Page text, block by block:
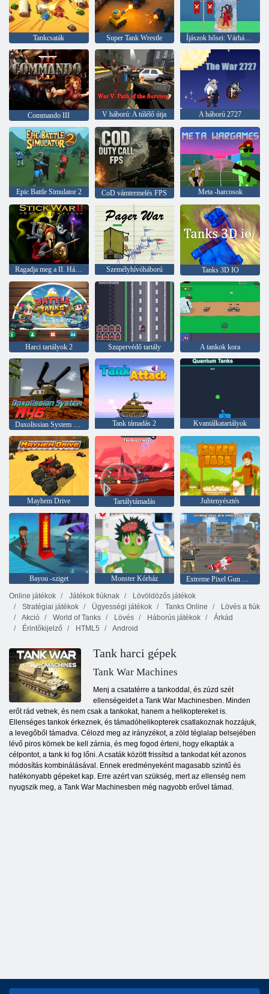
Tankcsaták Super Tank Wrestle Íjászok hősei: Várháború
Commando III V háború: A túlélő útja A háború 2727
Epic Battle Simulator 2 CoD vámtermelés FPS Meta -harcosok
Ragadja meg a II. Háborús rend birodalmát Személyhívóháború Tanks 3D IO
Harci tartályok 2 Szupervédő tartály A tankok kora
Tank támadás 2 Kvantálkatartályok
Mayhem Drive Tartálytámadás Juhtenyésztés
Bayou -sziget Monster Kórház
Extreme Pixel Gun Apocalypse 3
Online játékok
Játékok fiúknak
Lövöldözős játékok
Stratégiai játékok
Ügyességi játékok Tanks Online
Lövés a fiúk
Akció
World of Tanks Lövés Háborús játékok
Árkád
Érintőkijelző
HTML5 Android
Tank harci gépek
Tank War Machines
Menj a csatatérre a tankoddal, és zúzd szét
ellenségeidet a Tank War Machinesben. Minden
erőt rád vetnek, és nem csak a tankokat, hanem a helikoptereket is.
Ellenséges tankok érkeznek, és támadóhelikopterek csatlakoznak hozzájuk,
a levegőből támadva. Célozd meg az irányzékot, a zöld téglalap belsejében
lévő piros körnek be kell zárnia, és meg fogod érteni, hogy elkapták a
célpontot, a tank ki fog lőni. A csaták között frissítsd a tankodat két azonos
módosítás kombinálásával. Ennek eredményeként magasabb szintű és
hatékonyabb gépeket kap. Erre azért van szükség, mert az ellenség nem
nyugszik meg, a Tank War Machinesben még nagyobb erővel támad.